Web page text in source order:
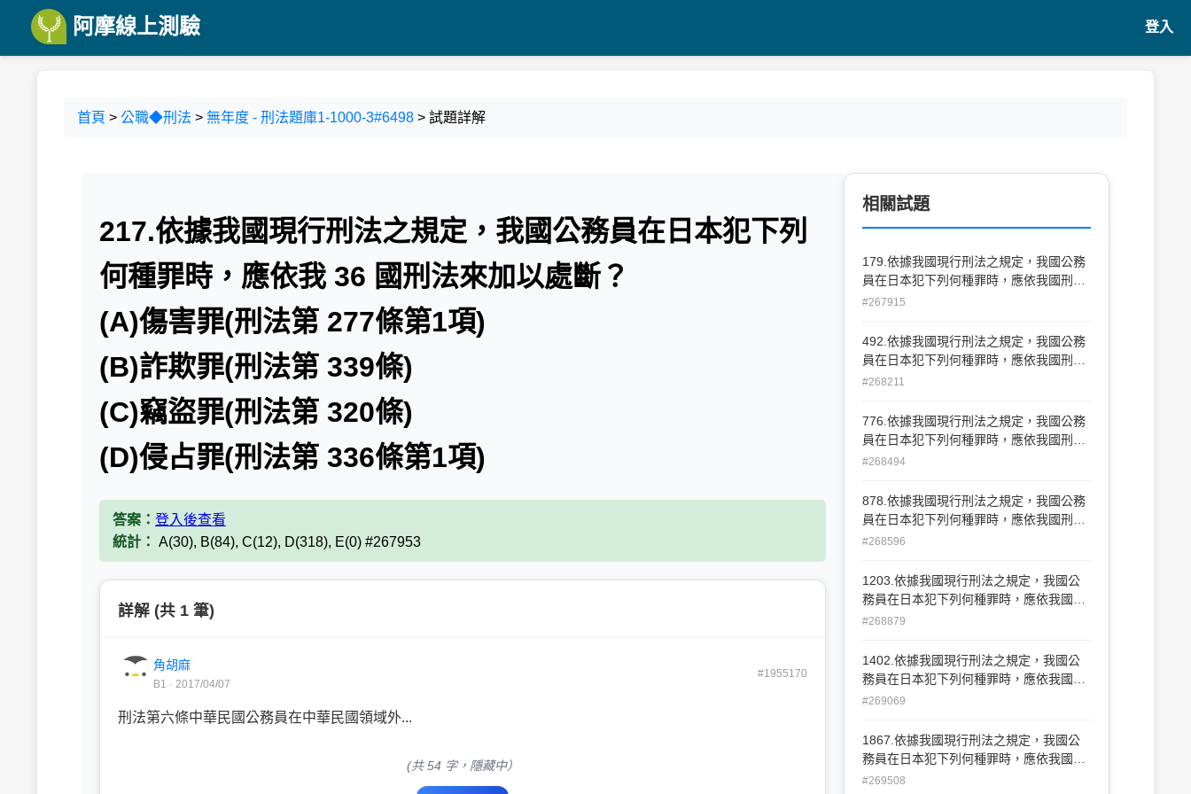
阿摩線上測驗 登入
首頁 > 公職◆刑法 > 無年度 - 刑法題庫1-1000-3#6498 > 試題詳解
217.依據我國現行刑法之規定，我國公務員在日本犯下列
何種罪時，應依我 36 國刑法來加以處斷？
(A)傷害罪(刑法第 277條第1項)
(B)詐欺罪(刑法第 339條)
(C)竊盜罪(刑法第 320條)
(D)侵占罪(刑法第 336條第1項)
答案： 登入後查看
統計： A(30), B(84), C(12), D(318), E(0) #267953
詳解 (共 1 筆)
角胡麻
B1 · 2017/04/07
#1955170
刑法第六條中華民國公務員在中華民國領域外...
(共 54 字，隱藏中）
相關試題
179.依據我國現行刑法之規定，我國公務
員在日本犯下列何種罪時，應依我國刑法
來加以處斷？ (A)傷害罪(刑法第 277條第
(刑法第 320條) (D)侵占罪(刑法第 336條
第1項) 29
#267915
492.依據我國現行刑法之規定，我國公務
員在日本犯下列何種罪時，應依我國刑法
來加以處斷？ (A)傷害罪(刑法第 277條第
(刑法第 320條) (D)侵占罪(刑法第 336條
第1項)
#268211
776.依據我國現行刑法之規定，我國公務
員在日本犯下列何種罪時，應依我國刑法
來加以處斷？ (A)傷害罪(刑法第 277條第
(刑法第 320條) (D)侵占罪(刑法第 336條
第1項)
#268494
878.依據我國現行刑法之規定，我國公務
員在日本犯下列何種罪時，應依我國刑法
來加以處斷？ (A)傷害罪(刑法第 277條第
(刑法第 320條) (D)侵占罪(刑法第336條
第1項)
#268596
1203.依據我國現行刑法之規定，我國公
務員在日本犯下列何種罪時，應依我國刑
法來加以處斷？ 162 (A)傷害罪(刑法第
竊盜罪(刑法第 320條) (D)侵占罪(刑法第
336條第1項)
#268879
1402.依據我國現行刑法之規定，我國公
務員在日本犯下列何種罪時，應依我國刑
法來加以處斷？ (A)傷害罪(刑法第 277條
罪(刑法第 320條) (D)侵占罪(刑法第336
條第1項)
#269069
1867.依據我國現行刑法之規定，我國公
務員在日本犯下列何種罪時，應依我國刑
法來加以處斷？ (A)傷害罪(刑法第 277條
#269508